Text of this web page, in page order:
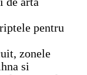
pentru
zonele
si